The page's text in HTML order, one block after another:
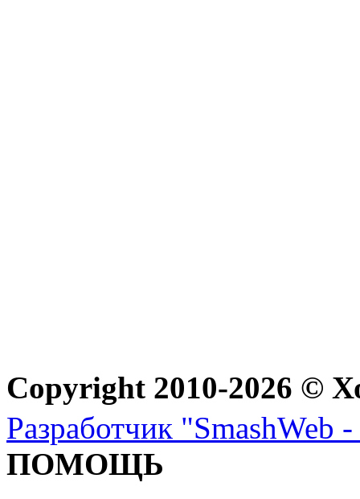
Copyright 2010-2026 ©
Разработчик "SmashWeb
ПОМОЩЬ